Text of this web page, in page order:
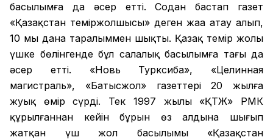
басылымға да әсер етті. Содан бастап газет
«Қазақстан теміржолшысы» деген жаңа атау алып,
10 мың дана таралыммен шықты. Қазақ темір жолы
үшке бөлінгенде бұл салалық басылымға тағы да
әсер етті. «Новь Турксиба», «Целинная
магистраль», «Батысжол» газеттері 20 жылға
жуық өмір сүрді. Тек 1997 жылы «ҚТЖ» РМК
құрылғаннан кейін бұрын өз алдына шығып
жатқан үш жол басылымы «Қазақстан